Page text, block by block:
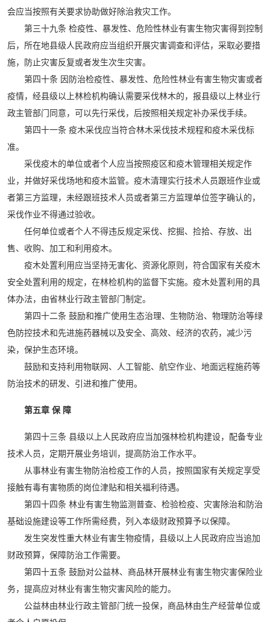
会应当按照有关要求协助做好除治救灾工作。
第三十九条 检疫性、暴发性、危险性林业有害生物灾害得到控制
后，所在地县级人民政府应当组织开展灾害调查和评估，采取必要措
施，防止灾害反复或者发生次生灾害。
第四十条 因防治检疫性、暴发性、危险性林业有害生物灾害或者
疫情，经县级以上林检机构确认需要采伐林木的，报县级以上林业行
政主管部门同意，可以先行采伐，后按照相关规定补办采伐手续。
第四十一条 疫木采伐应当符合林木采伐技术规程和疫木采伐标
准。
采伐疫木的单位或者个人应当按照疫区和疫木管理相关规定作
业，并做好采伐场地和疫木监管。疫木清理实行技术人员跟班作业或
者第三方监理，未经跟班技术人员或者第三方监理单位签字确认的，
采伐作业不得通过验收。
任何单位或者个人不得违反规定采伐、挖掘、捡拾、存放、出
售、收购、加工和利用疫木。
疫木处置利用应当坚持无害化、资源化原则，符合国家有关疫木
安全处置利用的规定，在林检机构的监督下实施。疫木处置利用的具
体办法，由省林业行政主管部门制定。
第四十二条 鼓励和推广使用生态治理、生物防治、物理防治等绿
色防控技术和先进施药器械以及安全、高效、经济的农药，减少污
染，保护生态环境。
鼓励和支持利用物联网、人工智能、航空作业、地面远程施药等
防治技术的研发、引进和推广使用。
第五章 保 障
第四十三条 县级以上人民政府应当加强林检机构建设，配备专业
技术人员，定期开展业务培训，提高防治工作水平。
从事林业有害生物防治检疫工作的人员，按照国家有关规定享受
接触有毒有害物质的岗位津贴和相关福利待遇。
第四十四条 林业有害生物监测普查、检验检疫、灾害除治和防治
基础设施建设等工作所需经费，列入本级财政预算予以保障。
发生突发性重大林业有害生物疫情，县级以上人民政府应当追加
财政预算，保障防治工作需要。
第四十五条 鼓励对公益林、商品林开展林业有害生物灾害保险业
务，提高应对林业有害生物灾害风险的能力。
公益林由林业行政主管部门统一投保，商品林由生产经营单位或